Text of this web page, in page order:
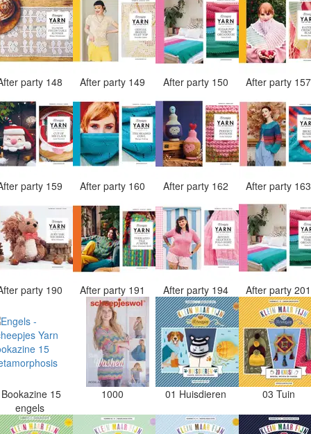
party 148 After party 149 After party 150 After party
party 159 After party 160 After party 162 After party
party 190 After party 191 After party 194 After party
Bookazine 15
engels
1000 01 Huisdieren 03 Tuin